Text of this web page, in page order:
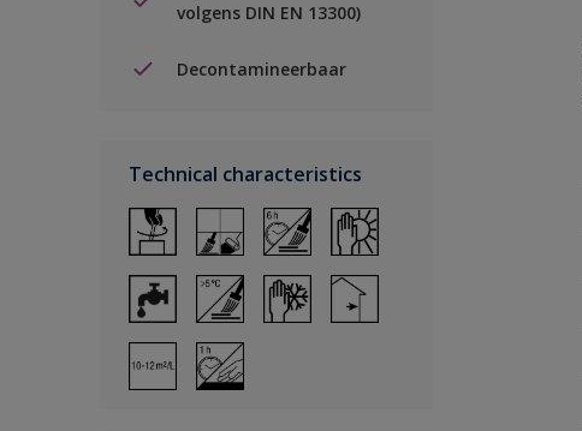
volgens DIN EN 13300)
Decontamineerbaar
Technical characteristics